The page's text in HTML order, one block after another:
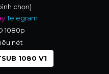
chọn)
Telegram
1080p
nét
1080 V1